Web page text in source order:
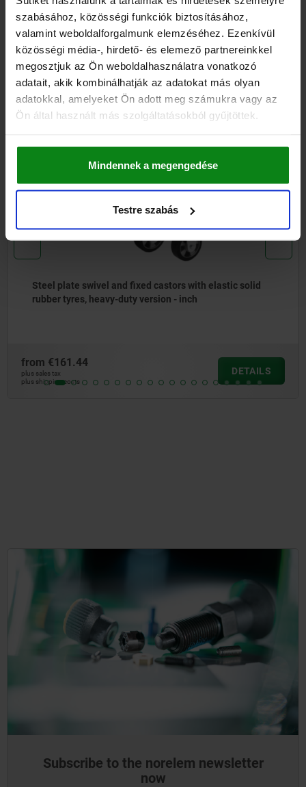
szabásához, közösségi funkciók biztosításához,
valamint weboldalforgalmunk elemzéséhez. Ezenkívül
közösségi média-, hirdető- és elemező partnereinkkel
megosztjuk az Ön weboldalhasználatra vonatkozó
adatait, akik kombinálhatják az adatokat más olyan
adatokkal, amelyeket Ön adott meg számukra vagy az
Ön által használt más szolgáltatásokból gyűjtöttek.
Mindennek a megengedése
Testre szabás
CAD
DOWNLOADS
Other customers also bought
DETAILS
95019 inch
Steel plate swivel and fixed castors with
solid rubber tyres, medium-duty version -
plus shipping costs
Subscribe to the norelem newsletter
now